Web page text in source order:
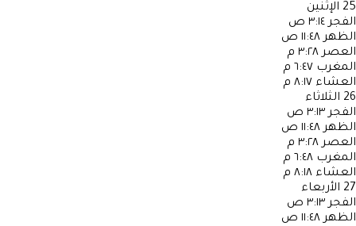
25 الإثنين
الفجر ٣:١٤ ص
الظهر ١١:٤٨ ص
العصر ٣:٢٨ م
المغرب ٦:٤٧ م
العشاء ٨:١٧ م
26 الثلاثاء
الفجر ٣:١٣ ص
الظهر ١١:٤٨ ص
العصر ٣:٢٨ م
المغرب ٦:٤٨ م
العشاء ٨:١٨ م
27 الأربعاء
الفجر ٣:١٣ ص
الظهر ١١:٤٨ ص